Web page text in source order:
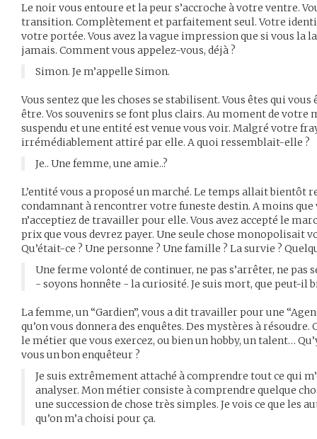
Le noir vous entoure et la peur s’accroche à votre ventre.
transition. Complètement et parfaitement seul. Votre
votre portée. Vous avez la vague impression que si vous la
jamais. Comment vous appelez-vous, déjà ?
Simon. Je m’appelle Simon.
Vous sentez que les choses se stabilisent. Vous êtes qui vous
être. Vos souvenirs se font plus clairs. Au moment de votre
suspendu et une entité est venue vous voir. Malgré votre
irrémédiablement attiré par elle. A quoi ressemblait-elle ?
Je.. Une femme, une amie..?
L’entité vous a proposé un marché. Le temps allait bientôt
condamnant à rencontrer votre funeste destin. A moins que
n’acceptiez de travailler pour elle. Vous avez accepté le
prix que vous devrez payer. Une seule chose monopolisait
Qu’était-ce ? Une personne ? Une famille ? La survie ?
Une ferme volonté de continuer, ne pas s’arrêter, ne pas
- soyons honnête - la curiosité. Je suis mort, que peut-il
La femme, un “Gardien”, vous a dit travailler pour une
qu’on vous donnera des enquêtes. Des mystères à
le métier que vous exercez, ou bien un hobby, un talent…
vous un bon enquêteur ?
Je suis extrêmement attaché à comprendre tout ce qui
analyser. Mon métier consiste à comprendre quelque
une succession de chose très simples. Je vois ce que les
qu’on m’a choisi pour ça.